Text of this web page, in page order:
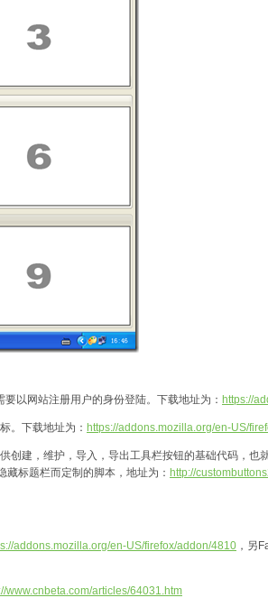
以网站注册用户的身份登陆。下载地址为： https://
。下载地址为： https://addons.mozilla.org/en-US/
建，维护，导入，导出工具栏按钮的基础代码，
藏标题栏而定制的脚本，地址为： http://
addons.mozilla.org/en-US/firefox/addon/4810 ，另
www.cnbeta.com/articles/64031.htm